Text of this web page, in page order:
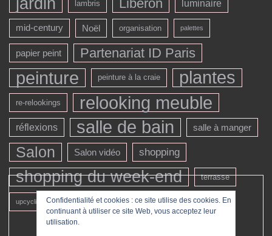
Confidentialité et cookies : ce site utilise des cookies. En
continuant à utiliser ce site Web, vous acceptez leur
utilisation.
lambris Libéron luminaire
mid-century Noël organisation palettes
papier peint Partenariat ID Paris
peinture peinture à la craie plantes
re-relookings relooking meuble
réflexions salle de bain salle à manger
Salon Salon vidéo shopping
shopping du week-end terrasse
upcycling vintage véranda